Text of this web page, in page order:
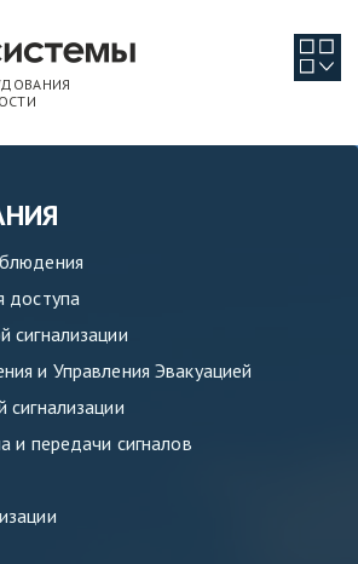
доступа
сигнализации
и Управления Эвакуацией
и передачи сигналов